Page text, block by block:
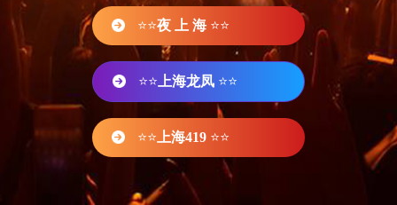
⭐⭐夜 上 海 ⭐⭐
⭐⭐ 上海龙凤 ⭐⭐
⭐⭐ 上海419 ⭐⭐